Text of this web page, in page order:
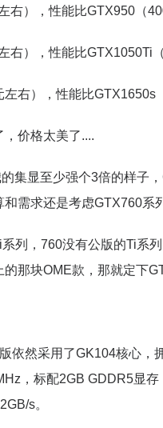
右），性能比GTX950（
右），性能比GTX1050Ti
右），性能比GTX1650s
价格太美了....
集显至少强个3倍的样子
需求还是考虑GTX760系
列，760没有公版的Ti系
的那块OME款，那就定下
依然采用了GK104核心，
，标配2GB GDDR5显
s。